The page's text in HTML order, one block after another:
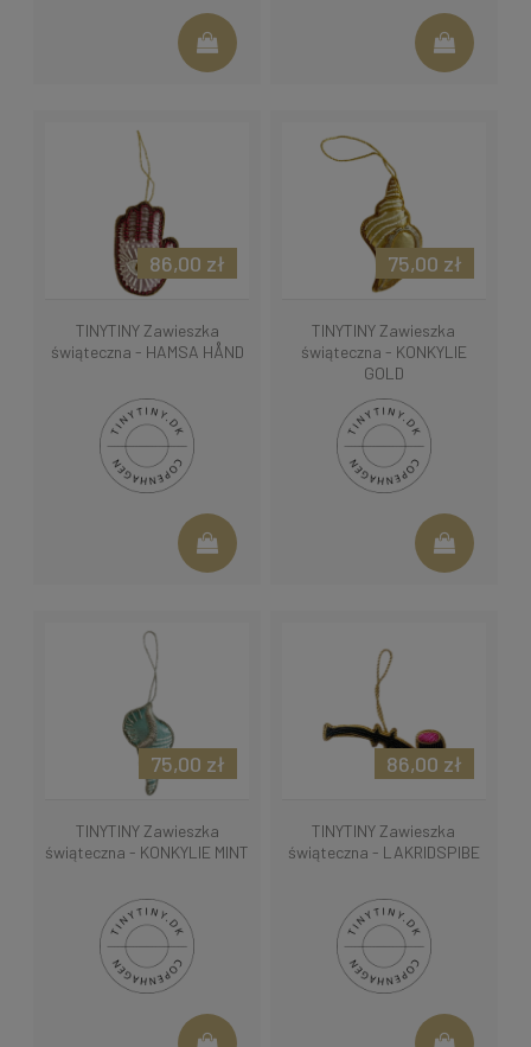
TINYTINY Zawieszka
świąteczna - HAMSA HÅND
86,00 zł
TINYTINY Zawieszka
świąteczna - KONKYLIE
GOLD
75,00 zł
TINYTINY Zawieszka
świąteczna - KONKYLIE MINT
75,00 zł
TINYTINY Zawieszka
świąteczna - LAKRIDSPIBE
86,00 zł